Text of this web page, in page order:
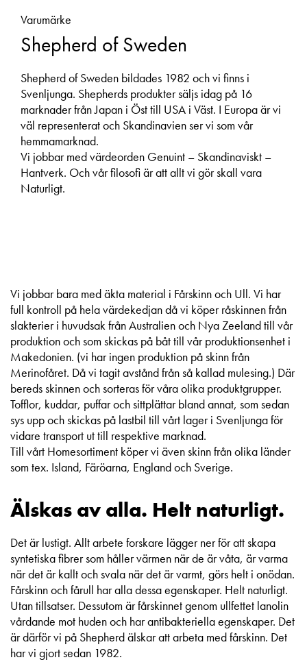
Varumärke
Shepherd of Sweden
Shepherd of Sweden bildades 1982 och vi finns i
Svenljunga. Shepherds produkter säljs idag på 16
marknader från Japan i Öst till USA i Väst. I Europa är vi
väl representerat och Skandinavien ser vi som vår
hemmamarknad.
Vi jobbar med värdeorden Genuint – Skandinaviskt –
Hantverk. Och vår filosofi är att allt vi gör skall vara
Naturligt.
Vi jobbar bara med äkta material i Fårskinn och Ull. Vi har
full kontroll på hela värdekedjan då vi köper råskinnen från
slakterier i huvudsak från Australien och Nya Zeeland till vår
produktion och som skickas på båt till vår produktionsenhet i
Makedonien. (vi har ingen produktion på skinn från
Merinofåret. Då vi tagit avstånd från så kallad mulesing.) Där
bereds skinnen och sorteras för våra olika produktgrupper.
Tofflor, kuddar, puffar och sittplättar bland annat, som sedan
sys upp och skickas på lastbil till vårt lager i Svenljunga för
vidare transport ut till respektive marknad.
Till vårt Homesortiment köper vi även skinn från olika länder
som tex. Island, Färöarna, England och Sverige.
Älskas av alla. Helt naturligt.
Det är lustigt. Allt arbete forskare lägger ner för att skapa
syntetiska fibrer som håller värmen när de är våta, är varma
när det är kallt och svala när det är varmt, görs helt i onödan.
Fårskinn och fårull har alla dessa egenskaper. Helt naturligt.
Utan tillsatser. Dessutom är fårskinnet genom ullfettet lanolin
vårdande mot huden och har antibakteriella egenskaper. Det
är därför vi på Shepherd älskar att arbeta med fårskinn. Det
har vi gjort sedan 1982.